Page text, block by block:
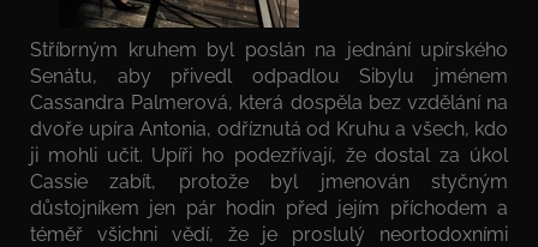
Stříbrným kruhem byl poslán na jednání upírského
Senátu, aby přivedl odpadlou Sibylu jménem
Cassandra Palmerová, která dospěla bez vzdělání na
dvoře upíra Antonia, odříznutá od Kruhu a všech, kdo
ji mohli učit. Upíři ho podezřívají, že dostal za úkol
Cassie zabít, protože byl jmenován styčným
důstojníkem jen pár hodin před jejím příchodem a
téměř všichni vědí, že je proslulý neortodoxními